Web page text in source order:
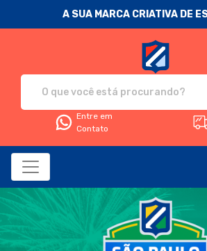
A SUA MARCA CRIATIVA DE
Entre em
Contato
Todos os Produtos